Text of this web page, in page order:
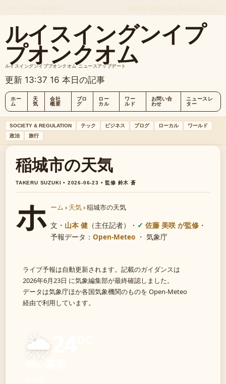
ルイスイングンイプ
プオンクオム
ルイスイングンイププオンクオム ニュースアップデート
更新 13:37 16 本日の記事
ホー
ム
天
気
会社
概要
ブロ
グ
ロー
カル
ワー
ルド
お問い合
わせ
ニュースレ
ター
SOCIETY & REGULATION テック ビジネス ブログ ローカル
ワールド
政治
旅行
稲城市の天気
TAKERU SUZUKI • 2026-06-23 • 監修 鈴木 蒼
ホ ーム › 天気›稲城市の天気
文・ 山本 健 （主任記者） ・ 佐藤 美咲 が監修 ・
予報データ： Open-Meteo ・ 気象庁
ライブ予報は自動更新されます。記載のガイダンスは
2026年6月23日 に気象編集部が最終確認しました。
データは気象庁ほか各国気象機関のものを Open-Meteo
経由で利用しています。
🌦️